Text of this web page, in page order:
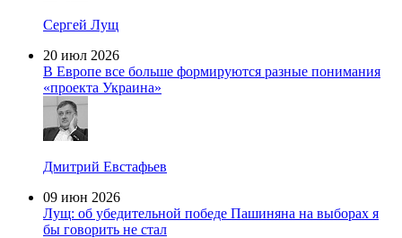
Сергей Лущ
20 июл 2026
В Европе все больше формируются разные понимания
«проекта Украина»
Дмитрий Евстафьев
09 июн 2026
Лущ: об убедительной победе Пашиняна на выборах я
бы говорить не стал